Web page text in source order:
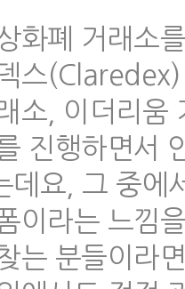
화폐 거래소
스
소, 이더리움
진행하면서
데요, 그 중에
이라는 느낌
는 분들이라